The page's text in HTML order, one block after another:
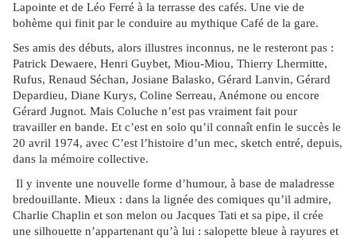
Lapointe et de Léo Ferré à la terrasse des cafés. Une vie de
bohème qui finit par le conduire au mythique Café de la gare.
Ses amis des débuts, alors illustres inconnus, ne le resteront pas :
Patrick Dewaere, Henri Guybet, Miou-Miou, Thierry Lhermitte,
Rufus, Renaud Séchan, Josiane Balasko, Gérard Lanvin, Gérard
Depardieu, Diane Kurys, Coline Serreau, Anémone ou encore
Gérard Jugnot. Mais Coluche n’est pas vraiment fait pour
travailler en bande. Et c’est en solo qu’il connaît enfin le succès le
20 avril 1974, avec C’est l’histoire d’un mec, sketch entré, depuis,
dans la mémoire collective.
Il y invente une nouvelle forme d’humour, à base de maladresse
bredouillante. Mieux : dans la lignée des comiques qu’il admire,
Charlie Chaplin et son melon ou Jacques Tati et sa pipe, il crée
une silhouette n’appartenant qu’à lui : salopette bleue à rayures et